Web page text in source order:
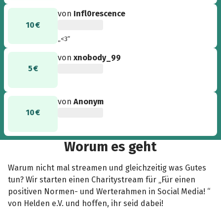
10 €
von Infl0rescence
„<3“
5 €
vonxnobody_99
10 €
vonAnonym
Worum es geht
Warum nicht mal streamen und gleichzeitig was Gutes
tun? Wir starten einen Charitystream für „Für einen
positiven Normen- und Werterahmen in Social Media! “
von Helden e.V. und hoffen, ihr seid dabei!